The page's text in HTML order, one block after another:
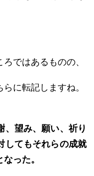
ではあるものの、
に転記しますね。
望み、願い、祈り
してもそれらの成就
った。